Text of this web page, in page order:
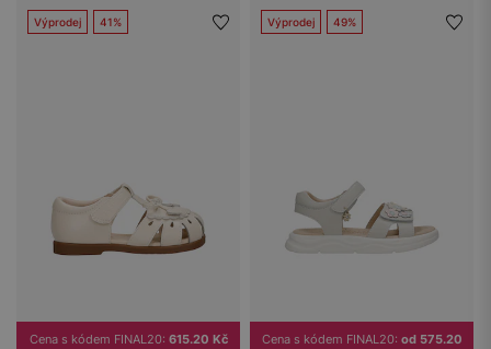
Výprodej 41%
Cena s kódem FINAL20: 615.20 Kč
Výprodej 49%
Cena s kódem FINAL20: od 575.20